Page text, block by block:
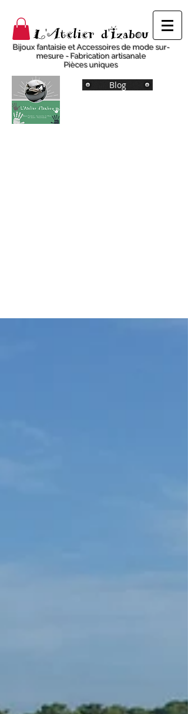
L'Atelier d'Izabou
Bijoux fantaisie et Accessoires de mode sur-
mesure - Fabrication artisanale
Pièces uniques
Blog